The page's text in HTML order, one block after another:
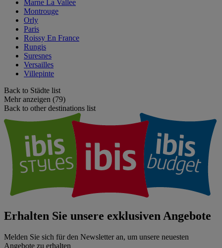
Marne La Vallee
Montrouge
Orly
Paris
Roissy En France
Rungis
Suresnes
Versailles
Villepinte
Back to Städte list
Mehr anzeigen (79)
Back to other destinations list
Erhalten Sie unsere exklusiven Angebote
Melden Sie sich für den Newsletter an, um unsere neuesten
Angebote zu erhalten